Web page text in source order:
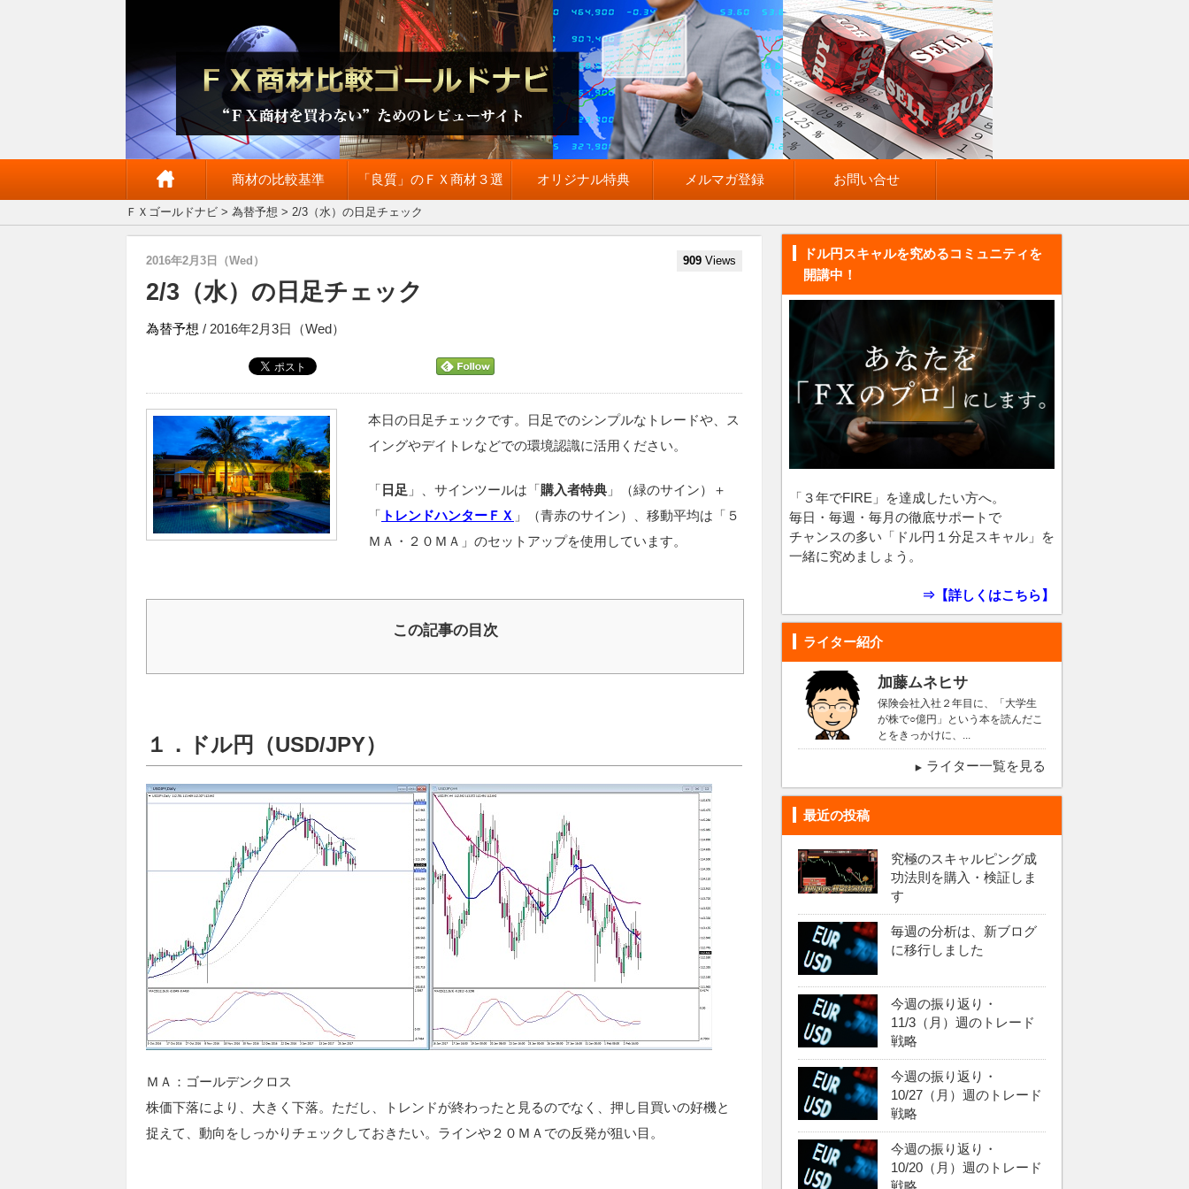
商材の比較基準 「良質」のＦＸ商材３選 オリジナル特典 メルマガ登録 お問い合せ
ＦＸゴールドナビ > 為替予想 > 2/3（水）の日足チェック
2016年2月3日（Wed） 909 Views
2/3（水）の日足チェック
為替予想 / 2016年2月3日（Wed）
本日の日足チェックです。日足でのシンプルなトレードや、ス
イングやデイトレなどでの環境認識に活用ください。
「 日足 」、サインツールは「購入者特典 」（緑のサイン）＋
「 トレンドハンターＦＸ 」（青赤のサイン）、移動平均は「５
ＭＡ・２０ＭＡ」のセットアップを使用しています。
この記事の目次
１．ドル円（USD/JPY）
ＭＡ：ゴールデンクロス
株価下落により、大きく下落。ただし、トレンドが終わったと見るのでなく、押し目買いの好機と
捉えて、動向をしっかりチェックしておきたい。 ラインや２０ＭＡでの反発が狙い目。
ドル円スキャルを究めるコミュニティを
開講中！
「３年でFIRE」を達成したい方へ。
毎日・毎週・毎月の徹底サポートで
チャンスの多い「ドル円１分足スキャル」を
一緒に究めましょう。
⇒【詳しくはこちら】
ライター紹介
加藤ムネヒサ
保険会社入社２年目に、「大学生
が株で○億円」という本を読んだこ
とをきっかけに、...
ライター一覧を見る
最近の投稿
究極のスキャルピング成
功法則を購入・検証しま
す
毎週の分析は、新ブログ
に移行しました
今週の振り返り・
11/3（月）週のトレード
戦略
今週の振り返り・
10/27（月）週のトレード
戦略
今週の振り返り・
10/20（月）週のトレード
戦略